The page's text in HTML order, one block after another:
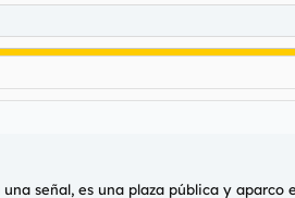
señal, es una plaza pública y aparco